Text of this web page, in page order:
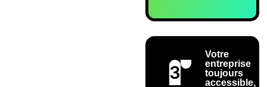
3
Votre
entreprise
toujours
accessible,